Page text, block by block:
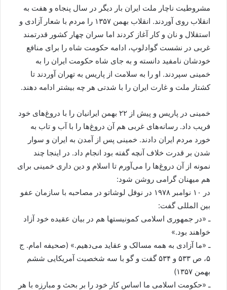
مشروطیت ناچار ملت ایران بار دیگر در سال پنجاه و هفت به
انقلاب روی آوردند. انقلاب بهمن ۱۳۵۷ را مردم با شعار آزادی و
استقلال و نان و کار آغاز کردند اما سران چهار کشور قدرتمند
غربی در نشست گوادلوپ، ادامه حکومت شاه را برای منافع
خودشان نامفید دانسته و به جای شاه حکومت ایران را به
خمینی سپردند. او را به سلامت از پاریس به تهران آوردند تا
کشتار ملت و غارت ایران را با شدتی هر چه بیشتر ادامه دهند.
خمینی در پاریس و پیش از ۲۲ بهمن ایرانیان را با دروغ‌های خود
فریب داد. رسانه‌های غربی هم آن دروغ‌ها را با آب و تاب به
خورد مردم ایران دادند. خمینی پس از آمدن به ایران و سوار
شدن بر قدرت خلاف آنچه گفته بود انجام داد. در اینجا چند
نمونه از آن دروغ‌ها را می‌آورم تا اسلام و دین داری خمینی برای
هم میهنان گرامی روشن شود:
در ۱۰ نوامبر ۱۹۷۸ در نوفل لوشاتو در مصاحبه با سازمان عفو
بین المللی گفت:
ـ «در جمهوری اسلامی کمونیستها هم در بیان عقیده خود آزاد
خواهند بود.»
ـ «ما آزادی به همه مسالک و عقاید می‌دهیم.» (صحیفه امام. ج
۵، ص ۵۳۳ و ۵۳۴ گفت و گو با سه شخصیت آمریکایی ششم
بهمن ۱۳۵۷)
ـ «حکومت اسلامی ما اساس کار خود را بر بحث و مبارزه با هر